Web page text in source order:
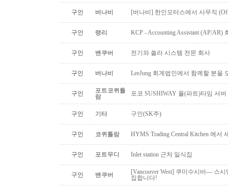
구인 버나비 [버나비] 한인모터스에서 사무직
구인 랭리 KCP - Accounting Assistant (AP/
구인 밴쿠버 전기와 쏠라 시스템 전문 회사
구인 버나비 LeeJung 회계법인에서 함께할 분을
구인
포트코퀴틀
람
포코 SUSHIWAY 풀(파트)타임 서버
구인 기타 구인(SK주)
구인 코퀴틀람 HYMS Trading Central Kitchen 에
구인 포트무디 Inlet station 근처 일식집
구인 밴쿠버
[Vancouver West] 쿠미수시바--- 스
집합니다!